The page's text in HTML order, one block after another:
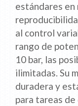
estándares en
al control
rango de
10 bar, las
ilimitadas. Su
duradera y
para tareas